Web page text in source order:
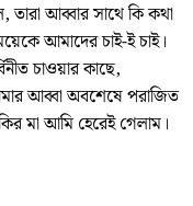
আব্বার সাথে কি কথা
আমাদের চাই-ই চাই।
চাওয়ার কাছে,
আব্বা অবশেষে পরাজিত
মা আমি হেরেই গেলাম।